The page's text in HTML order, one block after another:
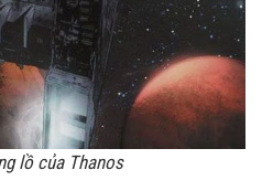
lồ của Thanos